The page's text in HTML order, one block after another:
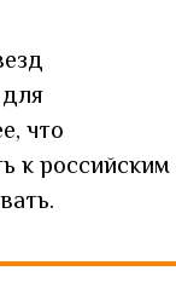
что
к российским